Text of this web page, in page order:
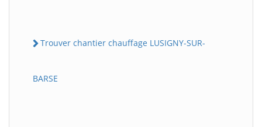
Trouver chantier chauffage LUSIGNY-SUR-
BARSE